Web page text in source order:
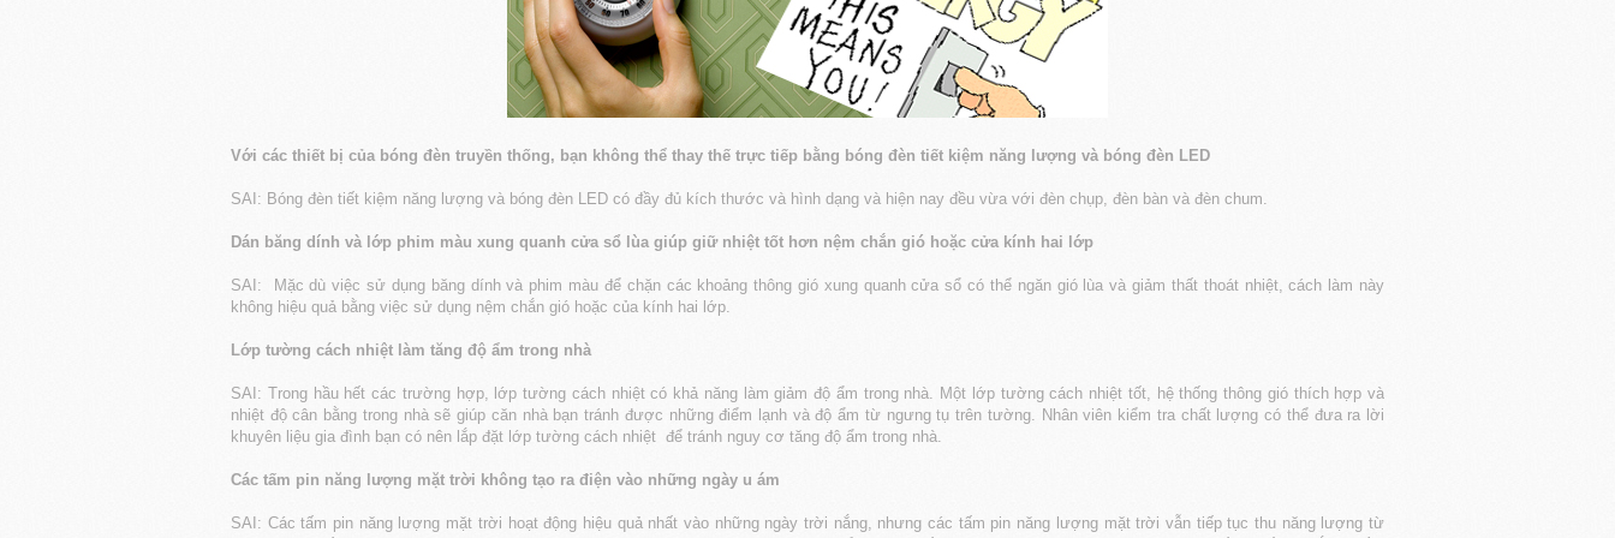
Với các thiết bị của bóng đèn truyền thống, bạn không thể thay thế trực tiếp bằng bóng đèn tiết kiệm năng lượng và bóng đèn LED
SAI: Bóng đèn tiết kiệm năng lượng và bóng đèn LED có đầy đủ kích thước và hình dạng và hiện nay đều vừa với đèn chụp, đèn bàn và đèn chum.
Dán băng dính và lớp phim màu xung quanh cửa sổ lùa giúp giữ nhiệt tốt hơn nệm chắn gió hoặc cửa kính hai lớp
SAI: Mặc dù việc sử dụng băng dính và phim màu để chặn các khoảng thông gió xung quanh cửa sổ có thể ngăn gió lùa và giảm thất thoát nhiệt, cách làm này
không hiệu quả bằng việc sử dụng nệm chắn gió hoặc của kính hai lớp.
Lớp tường cách nhiệt làm tăng độ ẩm trong nhà
SAI: Trong hầu hết các trường hợp, lớp tường cách nhiệt có khả năng làm giảm độ ẩm trong nhà. Một lớp tường cách nhiệt tốt, hệ thống thông gió thích hợp và
nhiệt độ cân bằng trong nhà sẽ giúp căn nhà bạn tránh được những điểm lạnh và độ ẩm từ ngưng tụ trên tường. Nhân viên kiểm tra chất lượng có thể đưa ra lời
khuyên liệu gia đình bạn có nên lắp đặt lớp tường cách nhiệt để tránh nguy cơ tăng độ ẩm trong nhà.
Các tấm pin năng lượng mặt trời không tạo ra điện vào những ngày u ám
SAI: Các tấm pin năng lượng mặt trời hoạt động hiệu quả nhất vào những ngày trời nắng, nhưng các tấm pin năng lượng mặt trời vẫn tiếp tục thu năng lượng từ